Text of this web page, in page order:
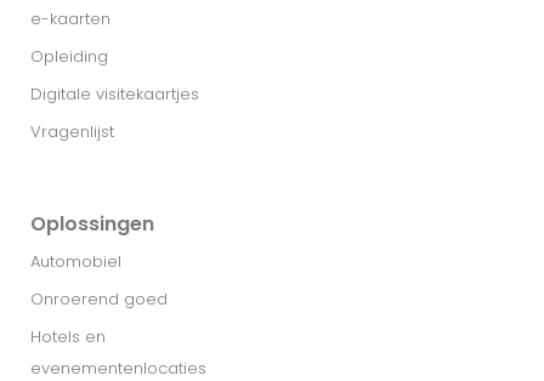
e-kaarten
Opleiding
Digitale visitekaartjes
Vragenlijst
Oplossingen
Automobiel
Onroerend goed
Hotels en
evenementenlocaties